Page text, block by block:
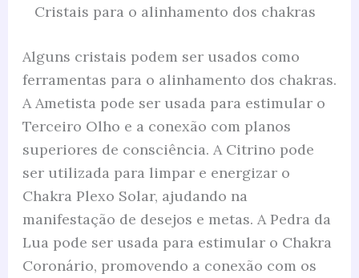
Cristais para o alinhamento dos chakras
Alguns cristais podem ser usados como
ferramentas para o alinhamento dos chakras.
A Ametista pode ser usada para estimular o
Terceiro Olho e a conexão com planos
superiores de consciência. A Citrino pode
ser utilizada para limpar e energizar o
Chakra Plexo Solar, ajudando na
manifestação de desejos e metas. A Pedra da
Lua pode ser usada para estimular o Chakra
Coronário, promovendo a conexão com os